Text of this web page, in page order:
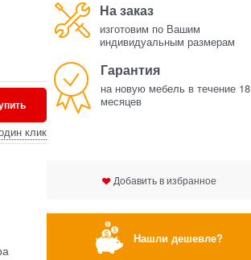
клик
На заказ
изготовим по Вашим
индивидуальным размерам
Гарантия
на новую мебель в течение 18
месяцев
Добавить в избранное
Нашли дешевле?